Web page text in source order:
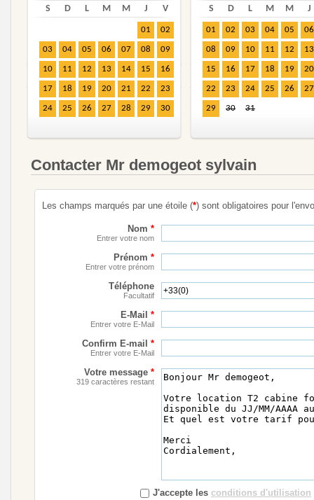
S D L M M J V
01 02
03 04 05 06 07 08 09
10 11 12 13 14 15 16
17 18 19 20 21 22 23
24 25 26 27 28 29 30
S D L M M J
01 02 03 04 05 06
08 09 10 11 12 13
15 16 17 18 19 20
22 23 24 25 26 27
29 30 31
Contacter Mr demogeot sylvain
Les champs marqués par une étoile (*) sont obligatoires pour
Nom *
Entrer votre nom
Prénom *
Entrer votre prénom
Téléphone
Facultatif
E-Mail *
Entrer votre E-Mail
Confirm E-mail *
Entrer votre E-Mail
Votre message *
319 caractères restant
J'accepte les conditions d'utilisation